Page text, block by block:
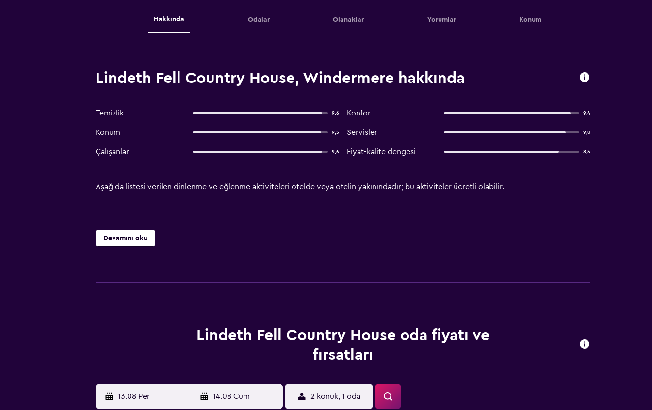
Hakkında Odalar Olanaklar Yorumlar Konum
Lindeth Fell Country House, Windermere hakkında
Temizlik 9,6 Konfor 9,4
Konum 9,5 Servisler 9,0
Çalışanlar 9,6 Fiyat-kalite dengesi 8,5
Aşağıda listesi verilen dinlenme ve eğlenme aktiviteleri otelde veya otelin yakınındadır; bu aktiviteler ücretli olabilir.
Devamını oku
Lindeth Fell Country House oda fiyatı ve
fırsatları
13.08 Per - 14.08 Cum 2 konuk, 1 oda